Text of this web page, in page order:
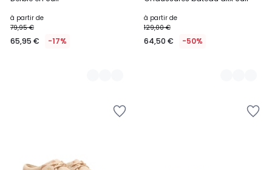
à partir de
79,95 €
65,95 € -17%
à partir de
129,00 €
64,50 € -50%